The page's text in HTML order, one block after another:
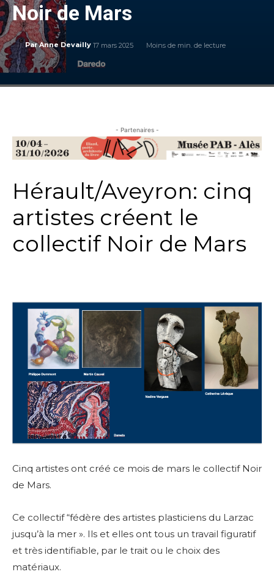
Noir de Mars
Par Anne Devailly 17 mars 2025 Moins de min. de lecture
- Partenaires -
Hérault/Aveyron: cinq
artistes créent le
collectif Noir de Mars
Cinq artistes ont créé ce mois de mars le collectif Noir
de Mars.
Ce collectif “fédère des artistes plasticiens du Larzac
jusqu’à la mer ». Ils et elles ont tous un travail figuratif
et très identifiable, par le trait ou le choix des
matériaux.